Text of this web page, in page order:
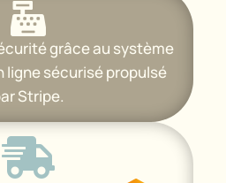

grâce au système
ligne sécurisé propulsé
Stripe.
